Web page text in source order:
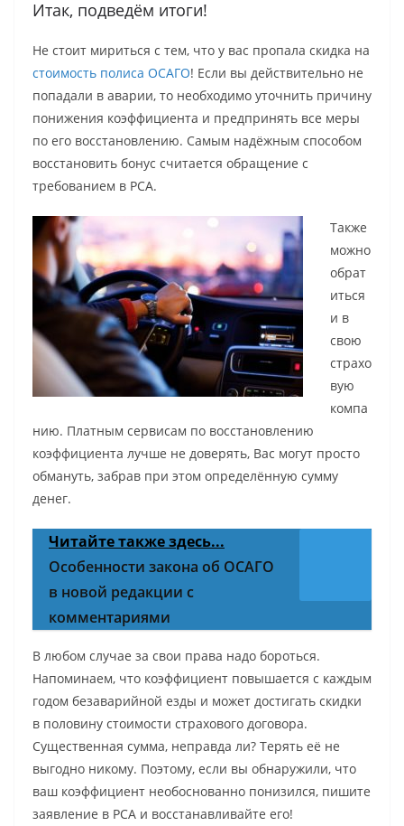
Итак, подведём итоги!
Не стоит мириться с тем, что у вас пропала скидка на
стоимость полиса ОСАГО! Если вы действительно не
попадали в аварии, то необходимо уточнить причину
понижения коэффициента и предпринять все меры
по его восстановлению. Самым надёжным способом
восстановить бонус считается обращение с
требованием в РСА.
Также
можно
обрат
иться
и в
свою
страхо
вую
компа
нию. Платным сервисам по восстановлению
коэффициента лучше не доверять, Вас могут просто
обмануть, забрав при этом определённую сумму
денег.
Читайте также здесь...
Особенности закона об ОСАГО
в новой редакции с
комментариями
В любом случае за свои права надо бороться.
Напоминаем, что коэффициент повышается с каждым
годом безаварийной езды и может достигать скидки
в половину стоимости страхового договора.
Существенная сумма, неправда ли? Терять её не
выгодно никому. Поэтому, если вы обнаружили, что
ваш коэффициент необоснованно понизился, пишите
заявление в РСА и восстанавливайте его!